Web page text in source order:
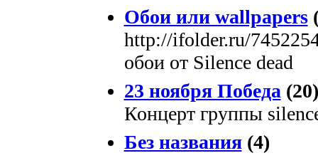
Обои или wallpapers
http://ifolder.ru/
обои от Silence dead
23 ноября Победа (20)
Концерт группы
Без названия(4)